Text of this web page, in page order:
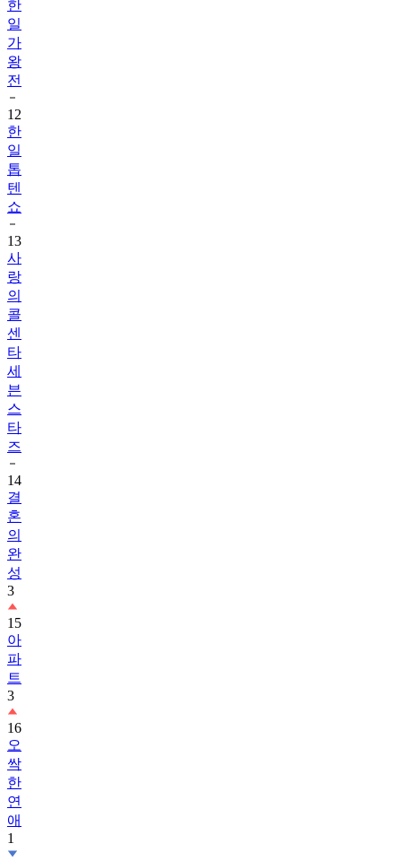
한
일
가
왕
전
12
한
일
톱
텐
쇼
13
사
랑
의
콜
센
타
세
븐
스
타
즈
14
결
혼
의
완
성
3
15
아
파
트
3
16
오
싹
한
연
애
1